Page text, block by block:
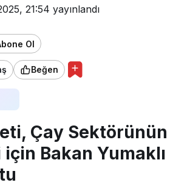
21:54 yayınlandı
Ol
Beğen
Çay Sektörünün
Bakan Yumaklı